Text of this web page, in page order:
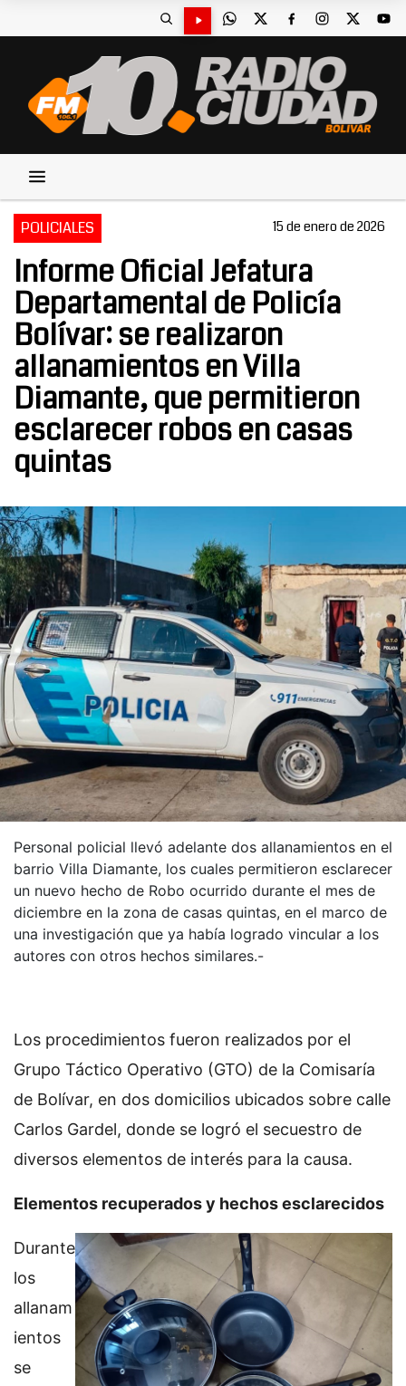
POLICIALES 15 de enero de 2026
Informe Oficial Jefatura
Departamental de Policía
Bolívar: se realizaron
allanamientos en Villa
Diamante, que permitieron
esclarecer robos en casas
quintas
Personal policial llevó adelante dos allanamientos en el
barrio Villa Diamante, los cuales permitieron esclarecer
un nuevo hecho de Robo ocurrido durante el mes de
diciembre en la zona de casas quintas, en el marco de
una investigación que ya había logrado vincular a los
autores con otros hechos similares.-
Los procedimientos fueron realizados por el
Grupo Táctico Operativo (GTO) de la Comisaría
de Bolívar, en dos domicilios ubicados sobre calle
Carlos Gardel, donde se logró el secuestro de
diversos elementos de interés para la causa.
Elementos recuperados y hechos esclarecidos
Durante
los
allanam
ientos
se